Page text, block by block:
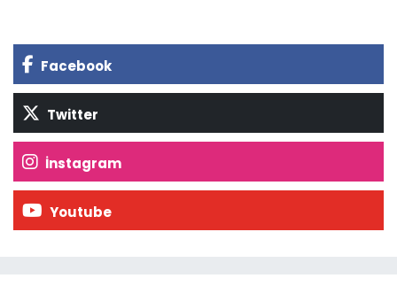
Facebook
Twitter
İnstagram
Youtube